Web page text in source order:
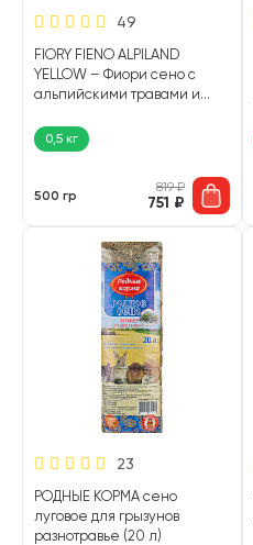
49
FIORY FIENO ALPILAND
YELLOW – Фиори сено с
альпийскими травами и
кроликов (500 гр)
0,5 кг
500 гр
819₽
751 ₽
23
РОДНЫЕ КОРМА сено
луговое для грызунов
разнотравье (20 л)